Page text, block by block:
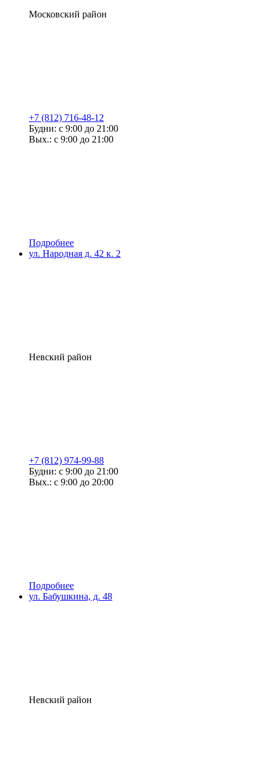
Московский район
+7 (812) 716-48-12
Будни: с 9:00 до 21:00
Вых.: с 9:00 до 21:00
Подробнее
ул. Народная д. 42 к. 2
Невский район
+7 (812) 974-99-88
Будни: с 9:00 до 21:00
Вых.: с 9:00 до 20:00
Подробнее
ул. Бабушкина, д. 48
Невский район